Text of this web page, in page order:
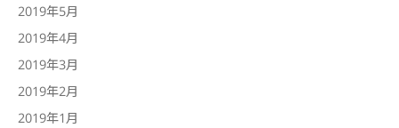
2019年5月
2019年4月
2019年3月
2019年2月
2019年1月